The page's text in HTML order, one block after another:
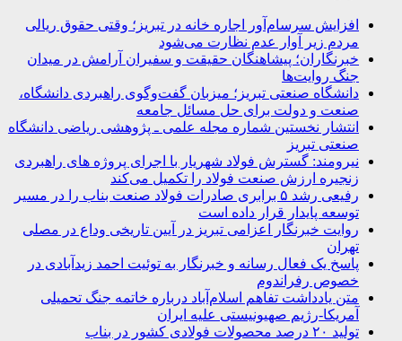
افزایش سرسام‌آور اجاره خانه در تبریز؛ وقتی حقوق ریالی
مردم زیر آوار عدم نظارت می‌شود
خبرنگاران؛ پیشاهنگان حقیقت و سفیران آرامش در میدان
جنگ روایت‌ها
دانشگاه صنعتی تبریز؛ میزبان گفت‌وگوی راهبردی دانشگاه،
صنعت و دولت برای حل مسائل جامعه
انتشار نخستین شماره مجله علمی ـ پژوهشی ریاضی دانشگاه
صنعتی تبریز
نیرومند: گسترش فولاد شهریار با اجرای پروژه های راهبردی
زنجیره ارزش صنعت فولاد را تکمیل می‌کند
رفیعی رشد ۵ برابری صادرات فولاد صنعت بناب را در مسیر
توسعه پایدار قرار داده است
روایت خبرنگار اعزامی تبریز در آیین تاریخی وداع در مصلی
تهران
پاسخ یک فعال رسانه و خبرنگار به توئیت احمد زیدآبادی در
خصوص رفراندوم
متن یادداشت تفاهم اسلام‌آباد درباره خاتمه جنگ تحمیلی
آمریکا-رژیم صهیونیستی علیه ایران
تولید ۲۰ درصد محصولات فولادی کشور در بناب